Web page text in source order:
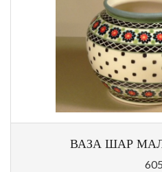
ВАЗА ШАР
605